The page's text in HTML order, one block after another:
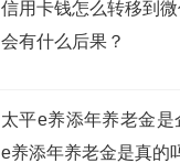
信用卡钱怎么转移到
会有什么后果？
太平e养添年养老金
e养添年养老金是真的